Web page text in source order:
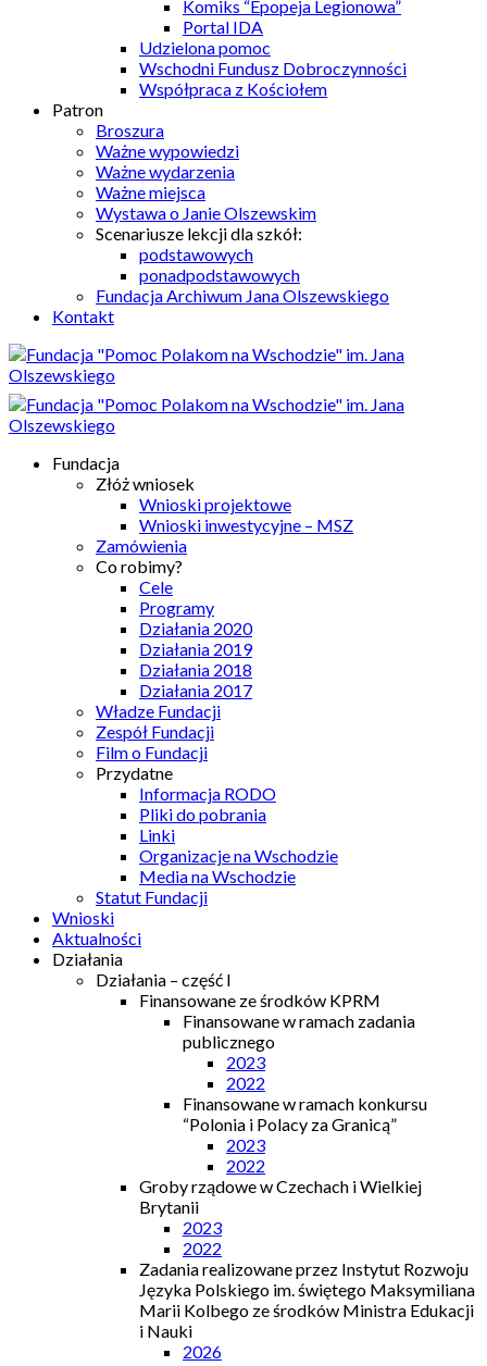
Komiks “Epopeja Legionowa”
Portal IDA
Udzielona pomoc
Wschodni Fundusz Dobroczynności
Współpraca z Kościołem
Patron
Broszura
Ważne wypowiedzi
Ważne wydarzenia
Ważne miejsca
Wystawa o Janie Olszewskim
Scenariusze lekcji dla szkół:
podstawowych
ponadpodstawowych
Fundacja Archiwum Jana Olszewskiego
Kontakt
Fundacja
Złóż wniosek
Wnioski projektowe
Wnioski inwestycyjne – MSZ
Zamówienia
Co robimy?
Cele
Programy
Działania 2020
Działania 2019
Działania 2018
Działania 2017
Władze Fundacji
Zespół Fundacji
Film o Fundacji
Przydatne
Informacja RODO
Pliki do pobrania
Linki
Organizacje na Wschodzie
Media na Wschodzie
Statut Fundacji
Wnioski
Aktualności
Działania
Działania – część I
Finansowane ze środków KPRM
Finansowane w ramach zadania
publicznego
2023
2022
Finansowane w ramach konkursu
“Polonia i Polacy za Granicą”
2023
2022
Groby rządowe w Czechach i Wielkiej
Brytanii
2023
2022
Zadania realizowane przez Instytut Rozwoju
Języka Polskiego im. świętego Maksymiliana
Marii Kolbego ze środków Ministra Edukacji
i Nauki
2026